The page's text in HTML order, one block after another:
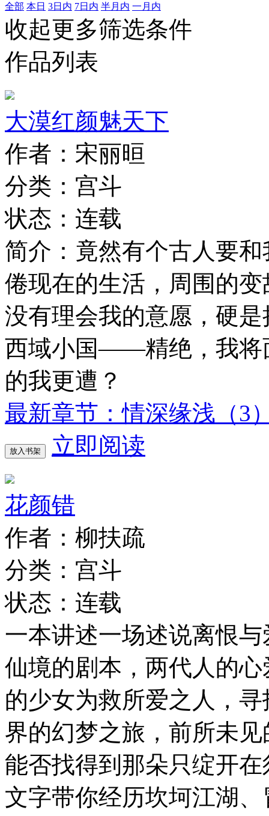
全部 本日 3日内 7日内 半月内 一月内
收起更多筛选条件
作品列表
大漠红颜魅天下
作者：宋丽晅
分类：宫斗
状态：连载
简介：竟然有个古人要
倦现在的生活，周围的
没有理会我的意愿，硬
西域小国——精绝，我将
的我更遭？
最新章节：情深缘浅（3
放入书架 立即阅读
花颜错
作者：柳扶疏
分类：宫斗
状态：连载
一本讲述一场述说离恨
仙境的剧本，两代人的
的少女为救所爱之人，
界的幻梦之旅，前所未
能否找得到那朵只绽开
文字带你经历坎坷江湖